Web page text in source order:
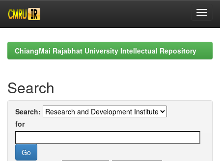
navigationChiangMai Rajabhat University Intellectual Repository
Search
Search:
for